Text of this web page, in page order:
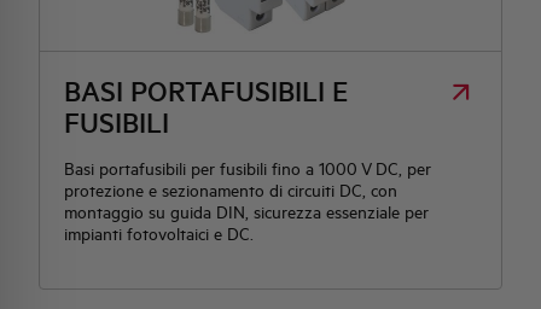
BASI PORTAFUSIBILI E
FUSIBILI
Basi portafusibili per fusibili fino a 1000 V DC, per
protezione e sezionamento di circuiti DC, con
montaggio su guida DIN, sicurezza essenziale per
impianti fotovoltaici e DC.